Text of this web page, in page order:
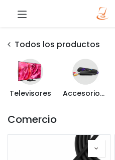
Todos los productos
Televisores Accesorios para TV
Comercio